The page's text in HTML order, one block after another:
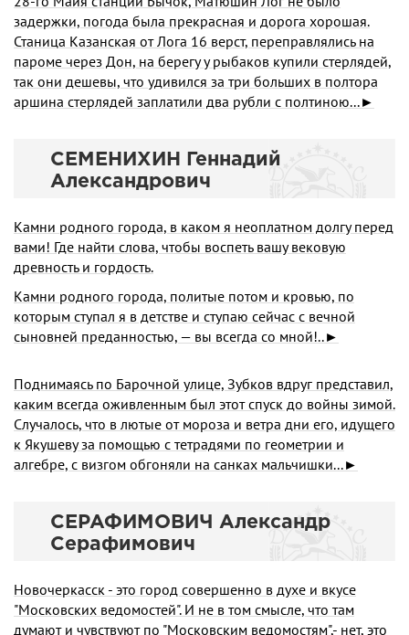
задержки, погода была прекрасная и дорога хорошая.
Станица Казанская от Лога 16 верст, переправлялись на
пароме через Дон, на берегу у рыбаков купили стерлядей,
так они дешевы, что удивился за три больших в полтора
аршина стерлядей заплатили два рубли с полтиною...►
СЕМЕНИХИН Геннадий
Александрович
Камни родного города, в каком я неоплатном долгу перед
вами! Где найти слова, чтобы воспеть вашу вековую
древность и гордость.
Камни родного города, политые потом и кровью, по
которым ступал я в детстве и ступаю сейчас с вечной
сыновней преданностью, — вы всегда со мной!..►
Поднимаясь по Барочной улице, Зубков вдруг представил,
каким всегда оживленным был этот спуск до войны зимой.
Случалось, что в лютые от мороза и ветра дни его, идущего
к Якушеву за помощью с тетрадями по геометрии и
алгебре, с визгом обгоняли на санках мальчишки...►
СЕРАФИМОВИЧ Александр
Серафимович
Новочеркасск - это город совершенно в духе и вкусе
"Московских ведомостей". И не в том смысле, что там
думают и чувствуют по "Московским ведомостям",- нет, это